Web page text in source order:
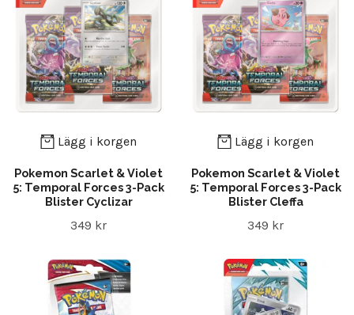
Lägg i korgen
Pokemon Scarlet & Violet
5: Temporal Forces 3-Pack
Blister Cyclizar
349 kr
Lägg i korgen
Pokemon Scarlet & Violet
5: Temporal Forces 3-Pack
Blister Cleffa
349 kr